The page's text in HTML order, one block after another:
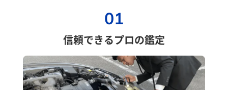
01
信頼できるプロの鑑定